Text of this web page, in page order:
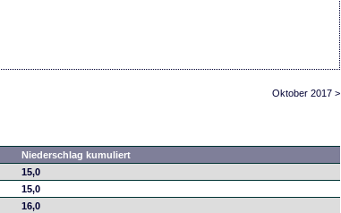
Oktober 2017 >
Niederschlag kumuliert
15,0
15,0
16,0